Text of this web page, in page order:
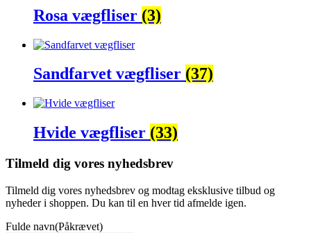
Rosa vægfliser (3)
Sandfarvet vægfliser (37)
Hvide vægfliser (33)
Tilmeld dig vores nyhedsbrev
Tilmeld dig vores nyhedsbrev og modtag eksklusive tilbud og
nyheder i shoppen. Du kan til en hver tid afmelde igen.
Fulde navn(Påkrævet)